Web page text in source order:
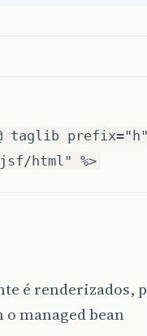
taglib prefix="h"
html" %>
é renderizados,
managed bean